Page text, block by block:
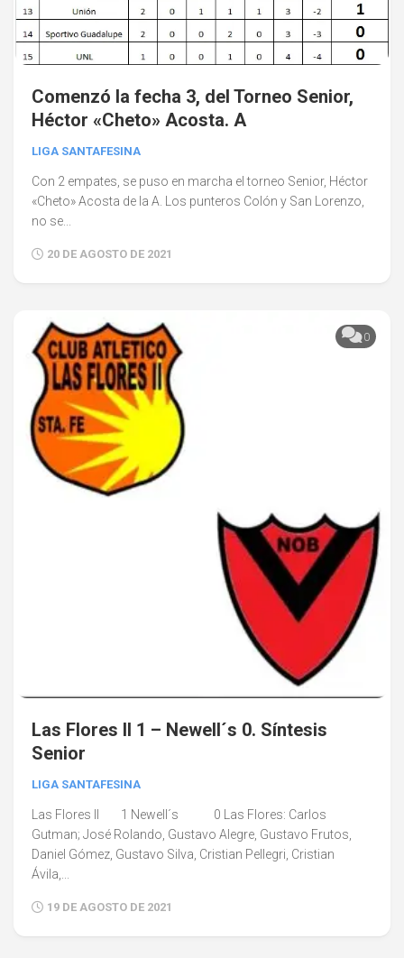
Comenzó la fecha 3, del Torneo Senior,
Héctor «Cheto» Acosta. A
LIGA SANTAFESINA
Con 2 empates, se puso en marcha el torneo Senior, Héctor
«Cheto» Acosta de la A. Los punteros Colón y San Lorenzo,
no se...
20 DE AGOSTO DE 2021
0
Las Flores II 1 – Newell´s 0. Síntesis
Senior
LIGA SANTAFESINA
Las Flores II 1 Newell´s 0 Las Flores: Carlos
Gutman; José Rolando, Gustavo Alegre, Gustavo Frutos,
Daniel Gómez, Gustavo Silva, Cristian Pellegri, Cristian
Ávila,...
19 DE AGOSTO DE 2021